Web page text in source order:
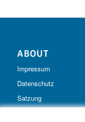
ABOUT
Impressum
Datenschutz
Satzung